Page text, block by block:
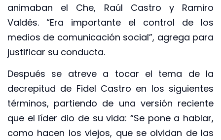
animaban el Che, Raúl Castro y Ramiro
Valdés. “Era importante el control de los
medios de comunicación social”, agrega para
justificar su conducta.
Después se atreve a tocar el tema de la
decrepitud de Fidel Castro en los siguientes
términos, partiendo de una versión reciente
que el líder dio de su vida: “Se pone a hablar,
como hacen los viejos, que se olvidan de las